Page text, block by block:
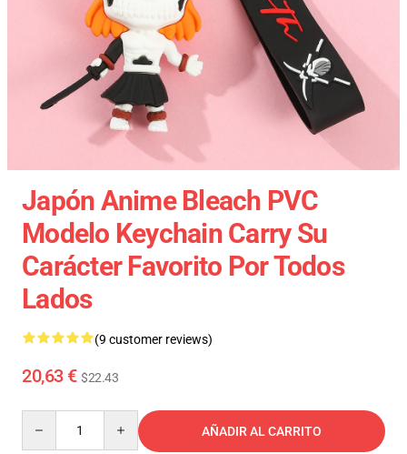
Japón Anime Bleach PVC
Modelo Keychain Carry Su
Carácter Favorito Por Todos
Lados
(9 customer reviews)
20,63 € $22.43
AÑADIR AL CARRITO